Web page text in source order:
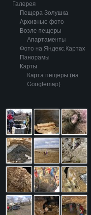
Галерея
Пещера Золушка
Архивные фото
Возле пещеры
Апартаменты
Фото на Яндекс.Картах
Панорамы
Карты
Карта пещеры (на
Googlemap)